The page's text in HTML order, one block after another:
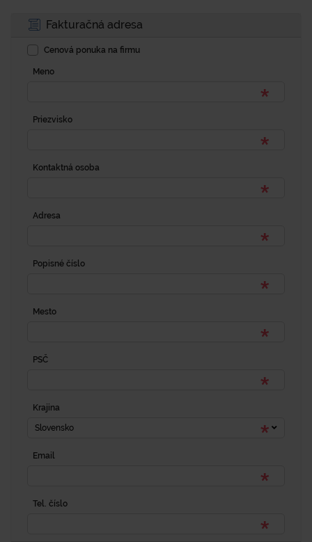
Fakturačná adresa
Cenová ponuka na firmu
Meno
Priezvisko
Kontaktná osoba
Adresa
Popisné číslo
Mesto
PSČ
Krajina
Slovensko
Email
Tel. číslo